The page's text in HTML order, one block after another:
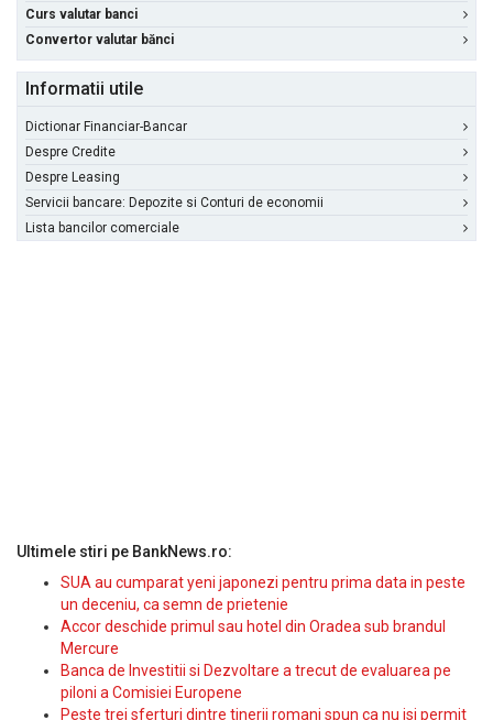
Curs valutar banci
Convertor valutar bănci
Informatii utile
Dictionar Financiar-Bancar
Despre Credite
Despre Leasing
Servicii bancare: Depozite si Conturi de economii
Lista bancilor comerciale
Ultimele stiri pe BankNews.ro:
SUA au cumparat yeni japonezi pentru prima data in peste
un deceniu, ca semn de prietenie
Accor deschide primul sau hotel din Oradea sub brandul
Mercure
Banca de Investitii si Dezvoltare a trecut de evaluarea pe
piloni a Comisiei Europene
Peste trei sferturi dintre tinerii romani spun ca nu isi permit